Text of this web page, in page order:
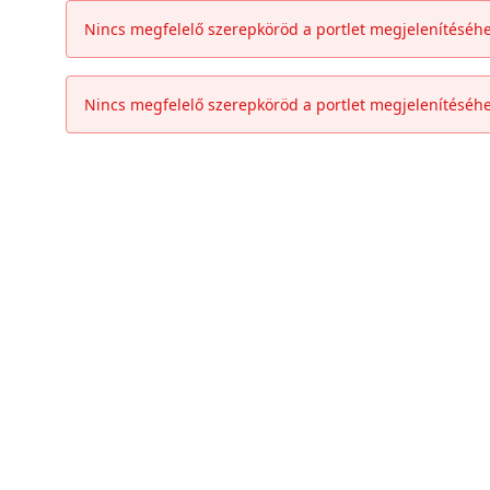
Ugrás a fő tartalomhoz
Nincs megfelelő szerepköröd a portlet
Nincs megfelelő szerepköröd a portlet